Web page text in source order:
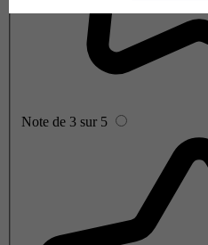
Note de 3 sur 5